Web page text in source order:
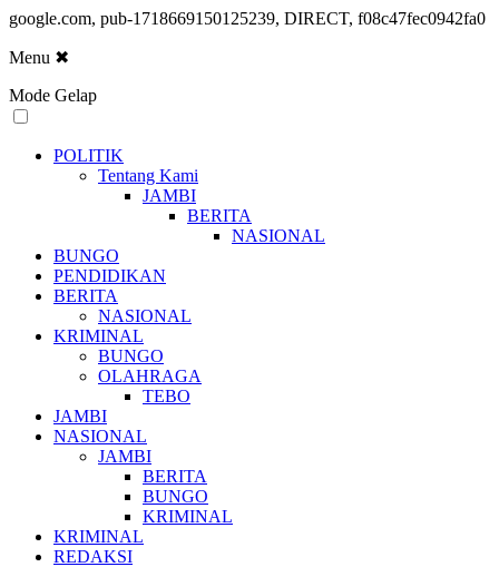
google.com, pub-1718669150125239, DIRECT, f08c47fec0942fa0
Menu ✖
Mode Gelap
POLITIK
Tentang Kami
JAMBI
BERITA
NASIONAL
BUNGO
PENDIDIKAN
BERITA
NASIONAL
KRIMINAL
BUNGO
OLAHRAGA
TEBO
JAMBI
NASIONAL
JAMBI
BERITA
BUNGO
KRIMINAL
KRIMINAL
REDAKSI